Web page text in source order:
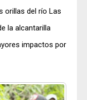
orillas del río Las
la alcantarilla
impactos por